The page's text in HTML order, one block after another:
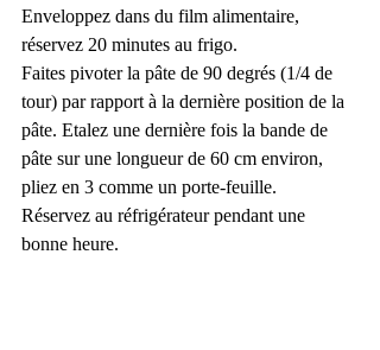
Enveloppez dans du film alimentaire,
réservez 20 minutes au frigo.
Faites pivoter la pâte de 90 degrés (1/4 de
tour) par rapport à la dernière position de la
pâte. Etalez une dernière fois la bande de
pâte sur une longueur de 60 cm environ,
pliez en 3 comme un porte-feuille.
Réservez au réfrigérateur pendant une
bonne heure.